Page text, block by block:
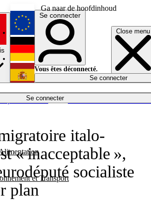
Ga naar de hoofdinhoud
Close menu
Se connecter
et Transport
Économie
English
Deutsch
Español
Se connecter
Vous êtes déconnecté.
Se connecter
italo-
« inacceptable »,
socialiste
plan